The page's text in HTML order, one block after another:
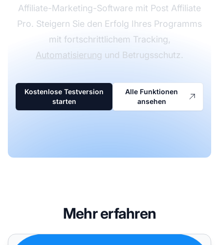
Affiliate-Marketing-Software mit Post Affiliate
Pro. Steigern Sie den Erfolg Ihres Programms
mit fortschrittlichem Tracking,
Automatisierung und Betrugsschutz.
Kostenlose Testversion
starten
Alle Funktionen
ansehen
Mehr erfahren
PAP – Verbesserungen und Fehlerbehebungen im Juni